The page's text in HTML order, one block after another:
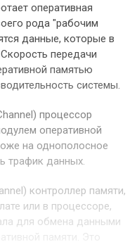
оперативная
рода "рабочим
данные, которые в
передачи
памятью
системы.
процессор
оперативной
на однополосное
трафик данных.
контроллер памяти,
или в процессоре,
для обмена данными